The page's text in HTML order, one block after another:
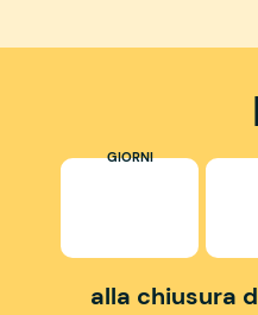
GIORNI
alla chiusura